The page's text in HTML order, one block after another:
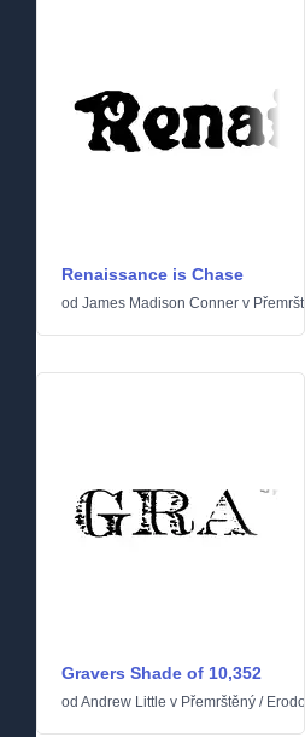
Renaissance is Chase
od James Madison Conner v
Gravers Shade of 10,352
od Andrew Little v Přemrštěný /